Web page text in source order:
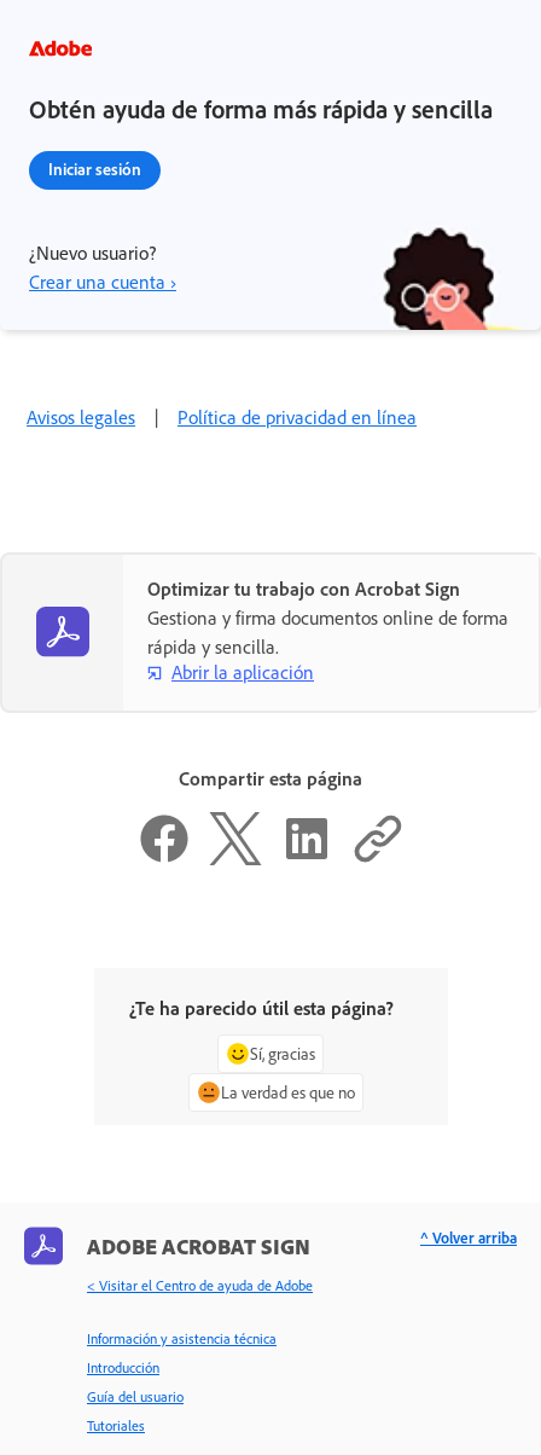
Obtén ayuda de forma más rápida y sencilla
Iniciar sesión
¿Nuevo usuario?
Crear una cuenta ›
Avisos legales | Política de privacidad en línea
Optimizar tu trabajo con Acrobat Sign
Gestiona y firma documentos online de forma
rápida y sencilla.
Abrir la aplicación
Compartir esta página
¿Te ha parecido útil esta página?
Sí, gracias
La verdad es que no
ADOBE ACROBAT SIGN
< Visitar el Centro de ayuda de Adobe
Información y asistencia técnica
Introducción
Guía del usuario
Tutoriales
^ Volver arriba